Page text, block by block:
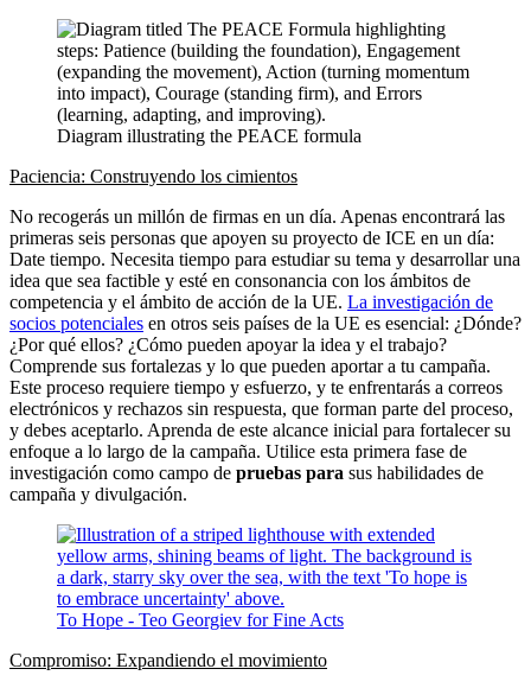
Diagram illustrating the PEACE formula
Paciencia: Construyendo los cimientos
No recogerás un millón de firmas en un día. Apenas encontrará las
primeras seis personas que apoyen su proyecto de ICE en un día:
Date tiempo. Necesita tiempo para estudiar su tema y desarrollar una
idea que sea factible y esté en consonancia con los ámbitos de
competencia y el ámbito de acción de la UE. La investigación de
socios potenciales en otros seis países de la UE es esencial: ¿Dónde?
¿Por qué ellos? ¿Cómo pueden apoyar la idea y el trabajo?
Comprende sus fortalezas y lo que pueden aportar a tu campaña.
Este proceso requiere tiempo y esfuerzo, y te enfrentarás a correos
electrónicos y rechazos sin respuesta, que forman parte del proceso,
y debes aceptarlo. Aprenda de este alcance inicial para fortalecer su
enfoque a lo largo de la campaña. Utilice esta primera fase de
investigación como campo de pruebas para sus habilidades de
campaña y divulgación.
To Hope - Teo Georgiev for Fine Acts
Compromiso: Expandiendo el movimiento